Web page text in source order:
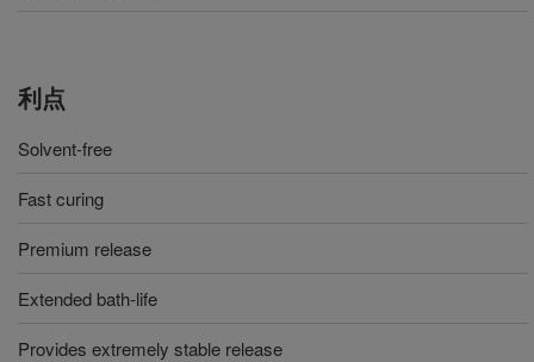
利点
Solvent-free
Fast curing
Premium release
Extended bath-life
Provides extremely stable release